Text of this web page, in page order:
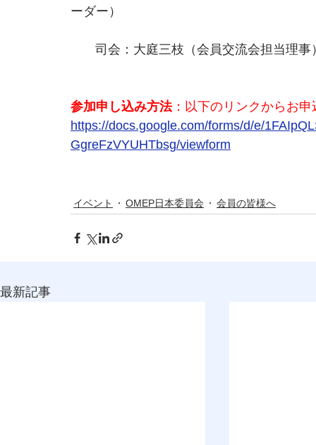
ーダー）
司会：大庭三枝（会員交流会担当理事
参加申し込み方法：以下のリンクからお
https://docs.google.com/forms/d/e/
GgreFzVYUHTbsg/viewform
イベント OMEP日本委員会 会員の皆様へ
最新記事